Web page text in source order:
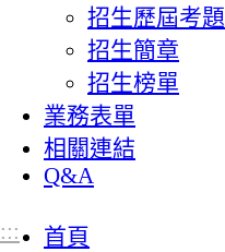
招生歷屆考題
招生簡章
招生榜單
業務表單
相關連結
Q&A
::: 首頁